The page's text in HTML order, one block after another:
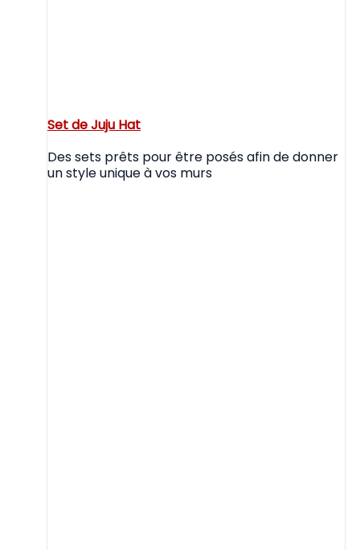
Set de Juju Hat
Des sets prêts pour être posés afin de donner
un style unique à vos murs